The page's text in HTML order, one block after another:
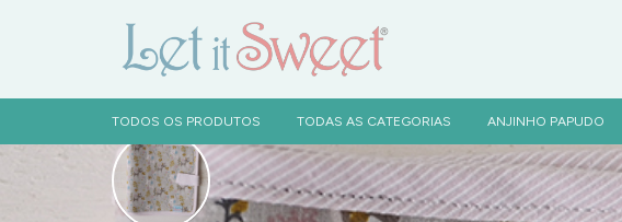
TODOS OS PRODUTOS TODAS AS CATEGORIAS ANJINHO PAPUDO